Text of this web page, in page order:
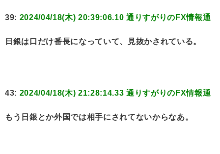
39: 2024/04/18(木) 20:39:06.10 通りすがりのFX情報通
日銀は口だけ番長になっていて、見抜かされている。
43: 2024/04/18(木) 21:28:14.33 通りすがりのFX情報通
もう日銀とか外国では相手にされてないからなあ。